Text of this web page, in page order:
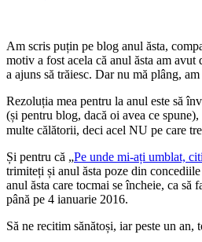
Am scris puțin pe blog anul ăsta,
motiv a fost acela că anul ăsta am
a ajuns să trăiesc. Dar nu mă plâng,
Rezoluția mea pentru la anul este să
(și pentru blog, dacă oi avea ce
multe călătorii, deci acel NU pe care
Și pentru că „Pe unde mi-ați umblat,
trimiteți și anul ăsta poze din
anul ăsta care tocmai se încheie, ca
până pe 4 ianuarie 2016.
Să ne recitim sănătoși, iar peste un